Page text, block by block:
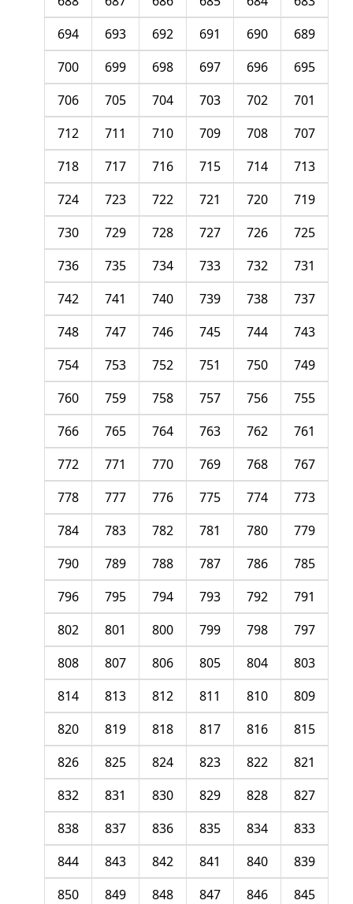
689
690
691
692
693
694
695
696
697
698
699
700
701
702
703
704
705
706
707
708
709
710
711
712
713
714
715
716
717
718
719
720
721
722
723
724
725
726
727
728
729
730
731
732
733
734
735
736
737
738
739
740
741
742
743
744
745
746
747
748
749
750
751
752
753
754
755
756
757
758
759
760
761
762
763
764
765
766
767
768
769
770
771
772
773
774
775
776
777
778
779
780
781
782
783
784
785
786
787
788
789
790
791
792
793
794
795
796
797
798
799
800
801
802
803
804
805
806
807
808
809
810
811
812
813
814
815
816
817
818
819
820
821
822
823
824
825
826
827
828
829
830
831
832
833
834
835
836
837
838
839
840
841
842
843
844
845
846
847
848
849
850